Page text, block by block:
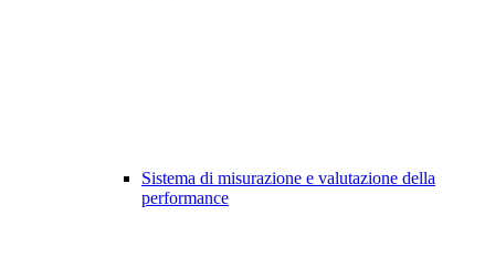
Sistema di misurazione e valutazione della
performance